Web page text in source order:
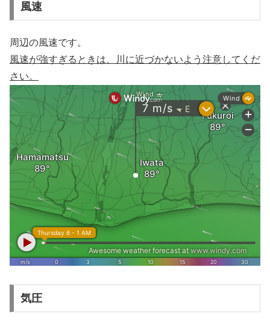
風速
周辺の風速です。
風速が強すぎるときは、川に近づかないよう注意してくだ
さい。
気圧